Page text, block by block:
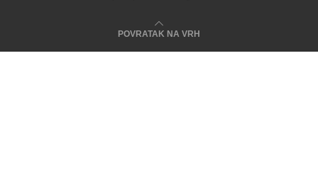
POVRATAK NA VRH